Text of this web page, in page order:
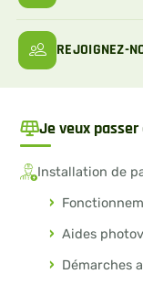
REJOIGNEZ-
Je veux
Installation de
Aides
Démarches